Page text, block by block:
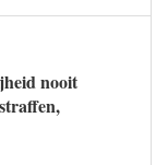
nooit